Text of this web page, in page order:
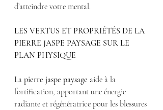
d’atteindre votre mental.
LES VERTUS ET PROPRIÉTÉS DE LA
PIERRE JASPE PAYSAGE SUR LE
PLAN PHYSIQUE
La pierre jaspe paysage aide à la
fortification, apportant une énergie
radiante et régénératrice pour les blessures